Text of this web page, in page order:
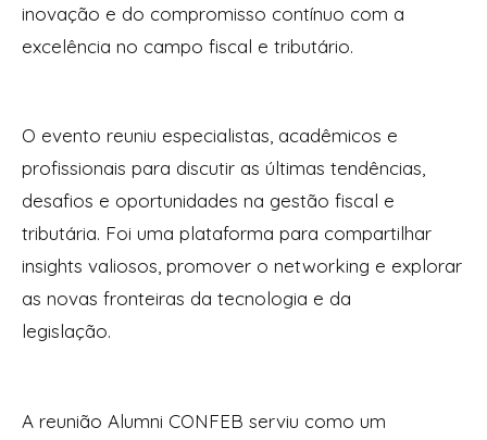
inovação e do compromisso contínuo com a
excelência no campo fiscal e tributário.
O evento reuniu especialistas, acadêmicos e
profissionais para discutir as últimas tendências,
desafios e oportunidades na gestão fiscal e
tributária. Foi uma plataforma para compartilhar
insights valiosos, promover o networking e explorar
as novas fronteiras da tecnologia e da
legislação.
A reunião Alumni CONFEB serviu como um